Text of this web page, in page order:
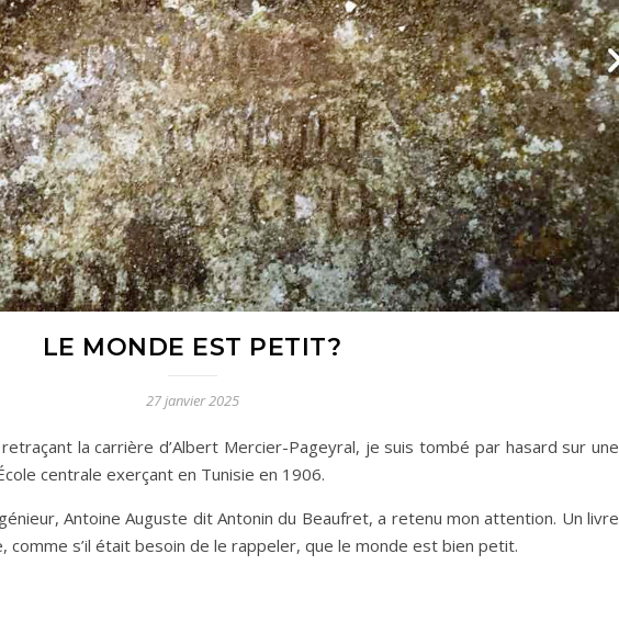
LE MONDE EST PETIT?
27 janvier 2025
la carrière d’Albert Mercier-Pageyral, je suis tombé par hasard sur une
centrale exerçant en Tunisie en 1906.
Antoine Auguste dit Antonin du Beaufret, a retenu mon attention. Un livre
comme s’il était besoin de le rappeler, que le monde est bien petit.